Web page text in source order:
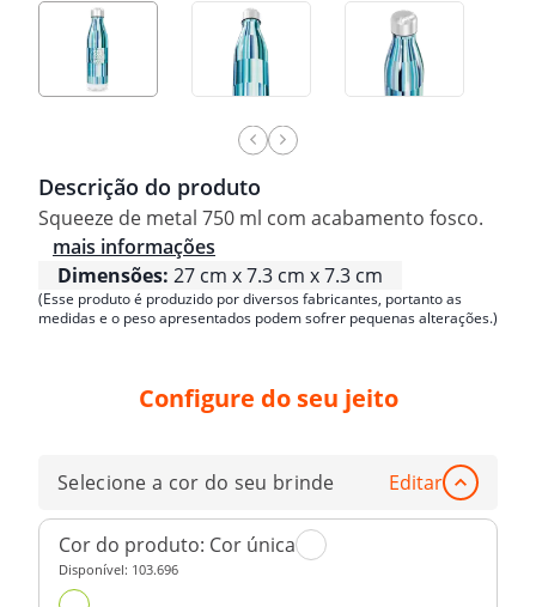
Descrição do produto
Squeeze de metal 750 ml com acabamento fosco.
mais informações
Dimensões: 27 cm x 7.3 cm x 7.3 cm
(Esse produto é produzido por diversos fabricantes, portanto as
medidas e o peso apresentados podem sofrer pequenas alterações.)
Configure do seu jeito
Selecione a cor do seu brinde Editar
Cor do produto: Cor única
Disponível: 103.696